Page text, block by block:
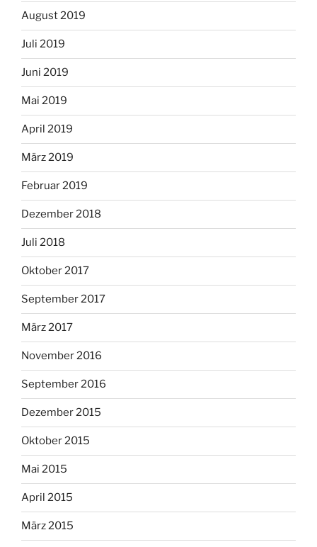
August 2019
Juli 2019
Juni 2019
Mai 2019
April 2019
März 2019
Februar 2019
Dezember 2018
Juli 2018
Oktober 2017
September 2017
März 2017
November 2016
September 2016
Dezember 2015
Oktober 2015
Mai 2015
April 2015
März 2015